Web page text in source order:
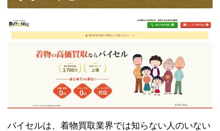
バイセルは、着物買取業界では知らない人のいない